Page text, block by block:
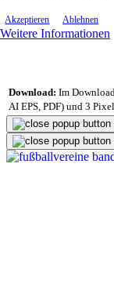
Akzeptieren Ablehnen
Weitere Informationen
Download: Im
AI EPS, PDF) und 3